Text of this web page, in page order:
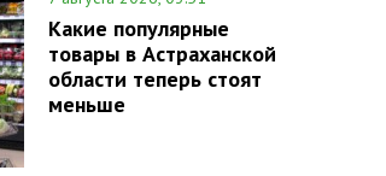
Какие популярные
товары в Астраханской
области теперь стоят
меньше